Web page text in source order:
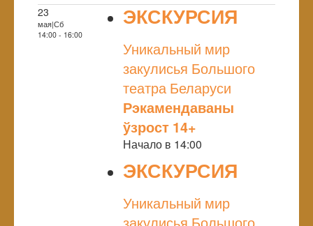
23
мая|Сб
14:00 - 16:00
ЭКСКУРСИЯ
Уникальный мир
закулисья Большого
театра Беларуси
Рэкамендаваны
ўзрост 14+
Начало в 14:00
ЭКСКУРСИЯ
Уникальный мир